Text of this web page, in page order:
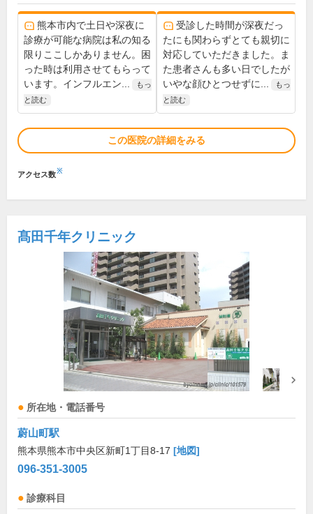
熊本市内で土日や深夜に
診療が可能な病院は私の知る
限りここしかありません。困
った時は利用させてもらって
います。インフルエン...
もっ
と読む
受診した時間が深夜だっ
たにも関わらずとても親切に
対応していただきました。ま
た患者さんも多い日でしたが
いやな顔ひとつせずに...
もっ
と読む
この医院の詳細をみる
アクセス数※
髙田千年クリニック
所在地・電話番号
蔚山町駅
熊本県熊本市中央区新町1丁目8-17 [地図]
096-351-3005
診療科目